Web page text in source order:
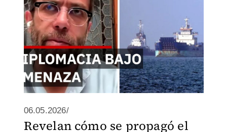
06.05.2026/
Revelan cómo se propagó el